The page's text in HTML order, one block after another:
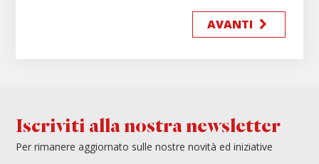
AVANTI
Iscriviti alla nostra newsletter
Per rimanere aggiornato sulle nostre novità ed iniziative